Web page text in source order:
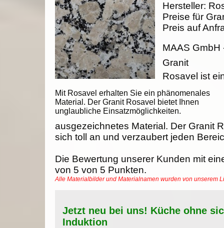
Mit Rosavel erhalten Sie ein phänomenales
Material. Der Granit Rosavel bietet Ihnen
unglaubliche Einsatzmöglichkeiten.
Hersteller:
Preise für
Preis auf
MAAS GmbH
Granit
Rosavel ist
ausgezeichnetes Material. Der Granit
sich toll an und verzaubert jeden
Die Bewertung unserer Kunden mit
von 5 von 5 Punkten.
Alle Materialbilder und Materialnamen wurden von unserem
Jetzt neu bei uns! Küche ohne
Induktion